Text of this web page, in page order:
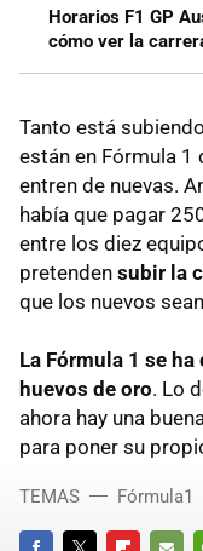
Horarios F1 GP
cómo ver la
Tanto está
están en Fórmula 1
entren de nuevas.
había que pagar
entre los diez
pretenden subir la
que los nuevos
La Fórmula 1 se
huevos de oro. Lo
ahora hay una
para poner su
TEMAS Fórmula1